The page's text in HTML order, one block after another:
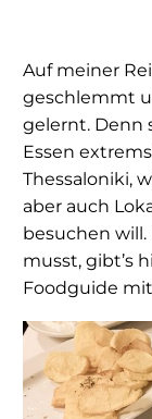
Auf meiner
geschlemmt
gelernt. Denn
Essen
Thessaloniki,
aber auch
besuchen
musst, gibt’s
Foodguide